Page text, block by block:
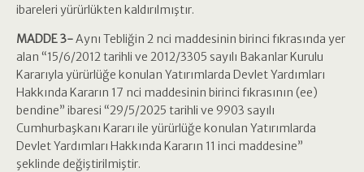
ibareleri yürürlükten kaldırılmıştır.
MADDE 3-Aynı Tebliğin 2 nci maddesinin birinci fıkrasında yer
alan “15/6/2012 tarihli ve 2012/3305 sayılı Bakanlar Kurulu
Kararıyla yürürlüğe konulan Yatırımlarda Devlet Yardımları
Hakkında Kararın 17 nci maddesinin birinci fıkrasının (ee)
bendine” ibaresi “29/5/2025 tarihli ve 9903 sayılı
Cumhurbaşkanı Kararı ile yürürlüğe konulan Yatırımlarda
Devlet Yardımları Hakkında Kararın 11 inci maddesine”
şeklinde değiştirilmiştir.